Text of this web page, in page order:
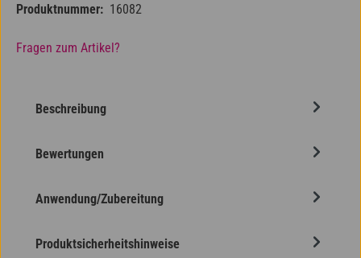
Produktnummer: 16082
Fragen zum Artikel?
Beschreibung
Bewertungen
Anwendung/Zubereitung
Produktsicherheitshinweise